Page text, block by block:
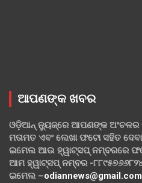
ଆପଣଙ୍କ ଖବର
ଓଡ଼ିଆନ୍ ନ୍ୟୁଜ୍‌ରେ ଆପଣଙ୍କ ଅଂଚଳର
ମତାମତ ଏବଂ ଲେଖା ଫଟୋ ସହିତ
ଇମେଲ ଆଉ ହ୍ୱାଟ୍‌ସପ୍ ନମ୍ବରରେ
ଆମ ହ୍ୱାଟ୍‌ସପ୍ ନମ୍ବର -
ଇମେଲ –odiannews@gmail.com